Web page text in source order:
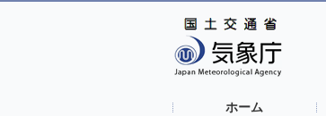
ホーム